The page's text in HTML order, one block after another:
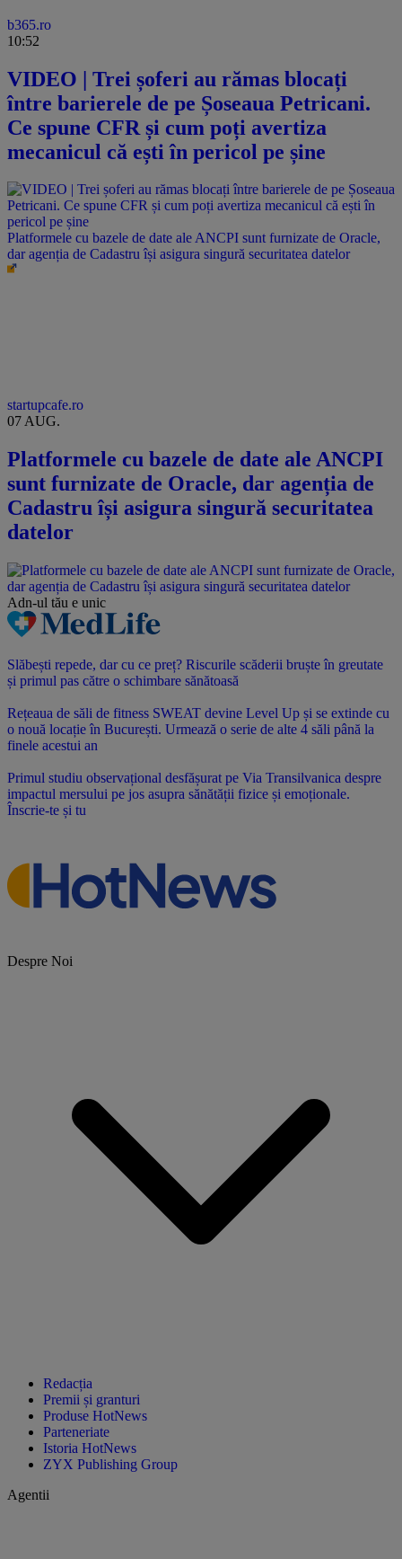
b365.ro
10:52
VIDEO | Trei șoferi au rămas blocați
între barierele de pe Șoseaua Petricani.
Ce spune CFR și cum poți avertiza
mecanicul că ești în pericol pe șine
Platformele cu bazele de date ale ANCPI sunt furnizate de Oracle,
dar agenția de Cadastru își asigura singură securitatea datelor
startupcafe.ro
07 AUG.
Platformele cu bazele de date ale ANCPI
sunt furnizate de Oracle, dar agenția de
Cadastru își asigura singură securitatea
datelor
Adn-ul tău e unic
Slăbești repede, dar cu ce preț? Riscurile scăderii bruște în greutate
și primul pas către o schimbare sănătoasă
Rețeaua de săli de fitness SWEAT devine Level Up și se extinde cu
o nouă locație în București. Urmează o serie de alte 4 săli până la
finele acestui an
Primul studiu observațional desfășurat pe Via Transilvanica despre
impactul mersului pe jos asupra sănătății fizice și emoționale.
Înscrie-te și tu
Despre Noi
Redacția
Premii și granturi
Produse HotNews
Parteneriate
Istoria HotNews
ZYX Publishing Group
Agentii